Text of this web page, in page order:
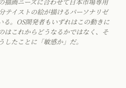
テイストの絵が描けるパーソナリゼ
る。OS開発者もいずれはこの動きに
はこれからどうなるかではなく、そ
したことに「敏感か」だ。